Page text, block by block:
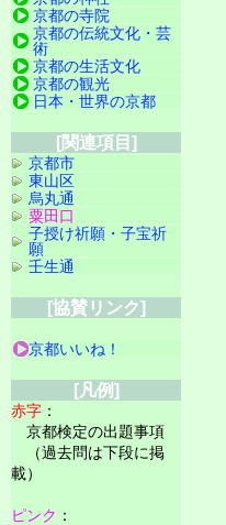
京都の寺院
京都の伝統文化・芸
術
京都の生活文化
京都の観光
日本・世界の京都
[関連項目]
京都市
東山区
烏丸通
粟田口
子授け祈願・子宝祈
願
壬生通
[協賛リンク]
京都いいね！
[凡例]
赤字 ：
京都検定の出題事項
（過去問は下段に掲
載）
ピンク ：